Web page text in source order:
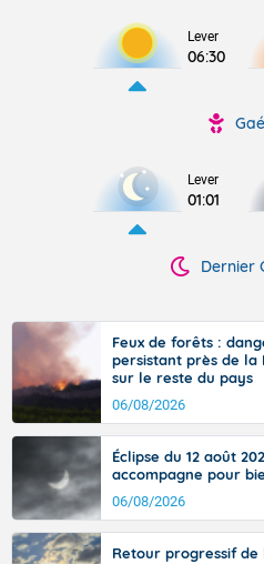
Lever
06:30
Lever
01:01
Dernier
Feux de forêts :
persistant près de la
sur le reste du pays
06/08/2026
Éclipse du 12 août
accompagne pour
06/08/2026
Retour progressif